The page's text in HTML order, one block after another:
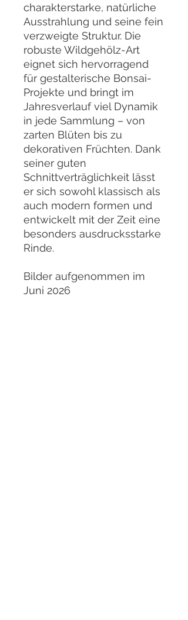
charakterstarke, natürliche
Ausstrahlung und seine fein
verzweigte Struktur. Die
robuste Wildgehölz-Art
eignet sich hervorragend
für gestalterische Bonsai-
Projekte und bringt im
Jahresverlauf viel Dynamik
in jede Sammlung – von
zarten Blüten bis zu
dekorativen Früchten. Dank
seiner guten
Schnittverträglichkeit lässt
er sich sowohl klassisch als
auch modern formen und
entwickelt mit der Zeit eine
besonders ausdrucksstarke
Rinde.
Bilder aufgenommen im
Juni 2026